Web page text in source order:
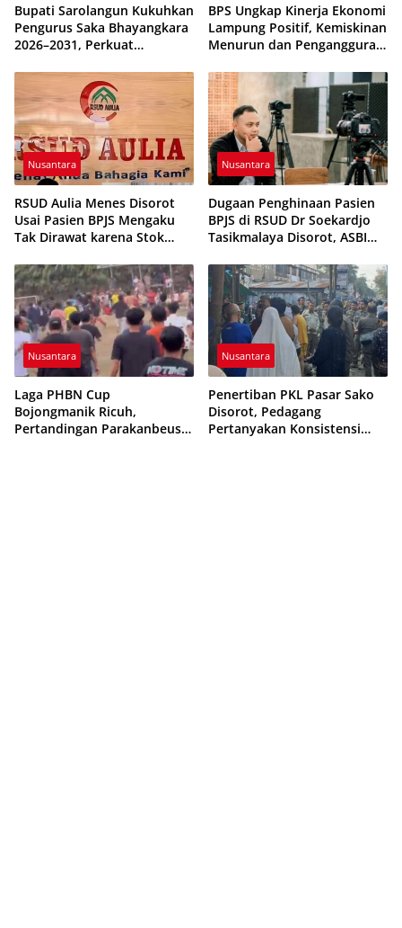
Bupati Sarolangun Kukuhkan
Pengurus Saka Bhayangkara
2026–2031, Perkuat
Generasi Muda
BPS Ungkap Kinerja Ekonomi
Lampung Positif, Kemiskinan
Menurun dan Pengangguran
Nusantara
RSUD Aulia Menes Disorot
Usai Pasien BPJS Mengaku
Tak Dirawat karena Stok
Nusantara
Dugaan Penghinaan Pasien
BPJS di RSUD Dr Soekardjo
Tasikmalaya Disorot, ASBI
Etika Pelayanan
Nusantara
Laga PHBN Cup
Bojongmanik Ricuh,
Pertandingan Parakanbeusi
Nusantara
Penertiban PKL Pasar Sako
Disorot, Pedagang
Pertanyakan Konsistensi